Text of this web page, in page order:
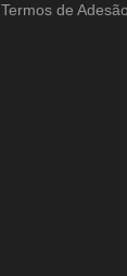
Termos de